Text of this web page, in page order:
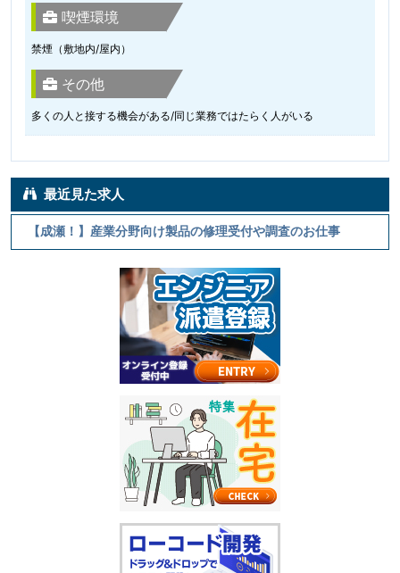
喫煙環境
禁煙（敷地内/屋内）
その他
多くの人と接する機会がある/同じ業務ではたらく人がいる
最近見た求人
【成瀬！】産業分野向け製品の修理受付や調査のお仕事